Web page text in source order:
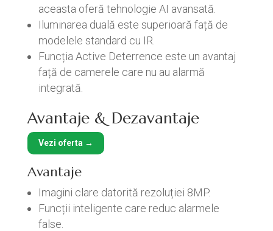
aceasta oferă tehnologie AI avansată.
Iluminarea duală este superioară față de
modelele standard cu IR.
Funcția Active Deterrence este un avantaj
față de camerele care nu au alarmă
integrată.
Avantaje & Dezavantaje
Vezi oferta →
Avantaje
Imagini clare datorită rezoluției 8MP.
Funcții inteligente care reduc alarmele
false.